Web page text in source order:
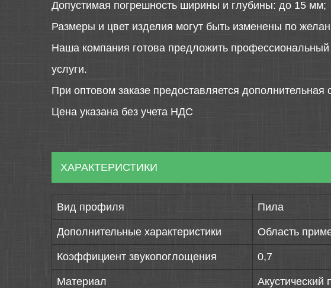
Допустимая погрешность ширины и глубины: до 15 мм;
Размеры и цвет изделия могут быть изменены по
Наша компания готова предложить
услуги.
При оптовом заказе предоставляется дополнительная
Цена указана без учета НДС
ХАРАКТЕРИСТИКИ
Вид профиля Пила
Дополнительные характеристики Область
Коэффициент звукопоглощения 0,7
Материал Акустический